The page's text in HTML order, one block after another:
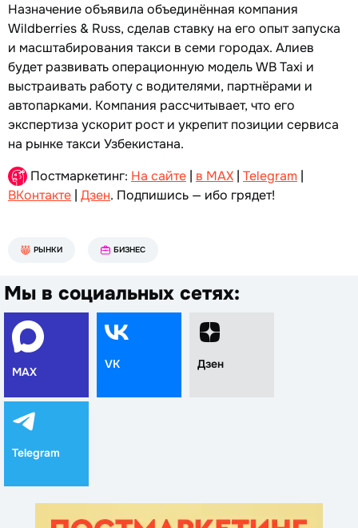
Назначение объявила объединённая компания
Wildberries & Russ, сделав ставку на его опыт запуска
и масштабирования такси в семи городах. Алиев
будет развивать операционную модель WB Taxi и
выстраивать работу с водителями, партнёрами и
автопарками. Компания рассчитывает, что его
экспертиза ускорит рост и укрепит позиции сервиса
на рынке такси Узбекистана.
Постмаркетинг: На сайте | в MAX | Telegram |
ВКонтакте | Дзен. Подпишись — ибо грядет!
РЫНКИ БИЗНЕС
Мы в социальных сетях:
MAX
VK Дзен
Telegram